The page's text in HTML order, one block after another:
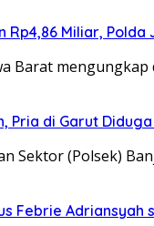
Miliar, Polda
Barat
Pria di Garut
Sektor (Polsek)
Febrie Adriansyah